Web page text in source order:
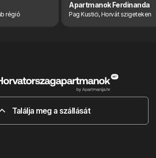
régió
Apartmanok Ferdinanda
Pag Kustići, Horvát szigeteken
Találja meg a szállását